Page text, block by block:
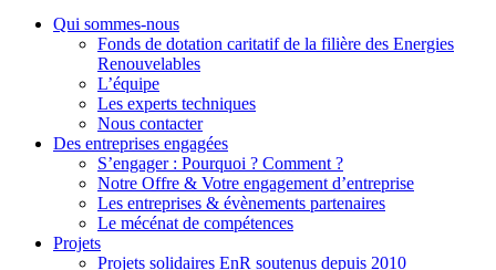
Qui sommes-nous
Fonds de dotation caritatif de la filière des Energies
Renouvelables
L’équipe
Les experts techniques
Nous contacter
Des entreprises engagées
S’engager : Pourquoi ? Comment ?
Notre Offre & Votre engagement d’entreprise
Les entreprises & évènements partenaires
Le mécénat de compétences
Projets
Projets solidaires EnR soutenus depuis 2010